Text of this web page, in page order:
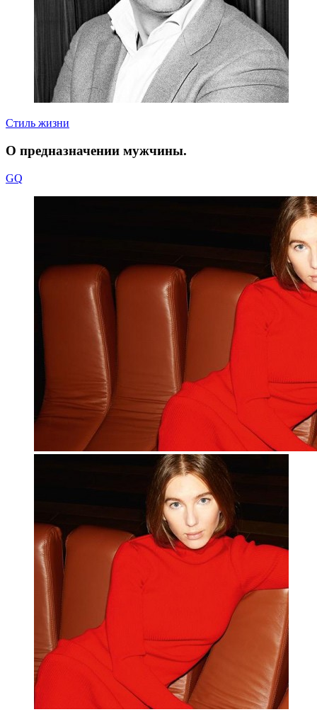
Стиль жизни
О предназначении мужчины.
GQ